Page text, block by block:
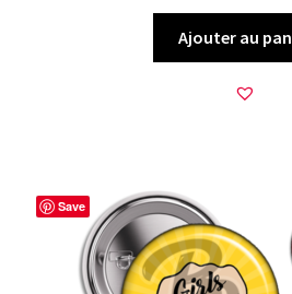
Ajouter au
Save